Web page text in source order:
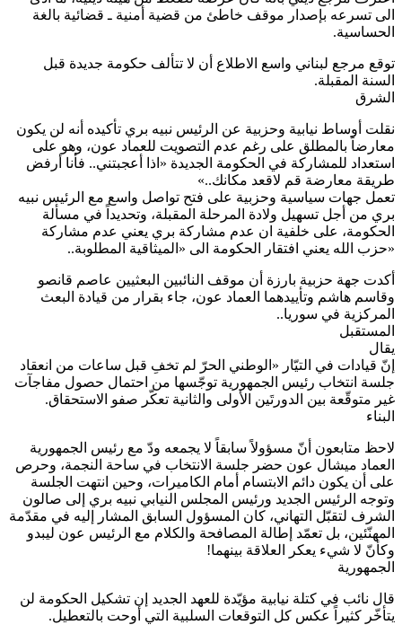
تسرعه بإصدار موقف خاطئ من قضية أمنية ـ قضائية بالغة
مرجع لبناني واسع الاطلاع أن لا تتألف حكومة جديدة قبل
المقبلة.
أوساط نيابية وحزبية عن الرئيس نبيه بري تأكيده أنه لن يكون
بالمطلق على رغم عدم التصويت للعماد عون، وهو على
للمشاركة في الحكومة الجديدة «اذا أعجبتني.. فأنا أرفض
معارضة قم لاقعد مكانك..»
جهات سياسية وحزبية على فتح تواصل واسع مع الرئيس نبيه
من أجل تسهيل ولادة المرحلة المقبلة، وتحديداً في مسألة
على خلفية ان عدم مشاركة بري يعني عدم مشاركة
الله يعني افتقار الحكومة الى «الميثاقية المطلوبة..
جهة حزبية بارزة أن موقف النائبين البعثيين عاصم قانصو
هاشم وتأييدهما العماد عون، جاء بقرار من قيادة البعث
في سوريا..
قيادات في التيّار «الوطني الحرّ لم تخفِ قبل ساعات من انعقاد
انتخاب رئيس الجمهورية توجّسها من احتمال حصول مفاجآت
متوقّعة بين الدورتَين الأولى والثانية تعكّر صفو الاستحقاق.
متابعون أنّ مسؤولاً سابقاً لا يجمعه ودّ مع رئيس الجمهورية
ميشال عون حضر جلسة الانتخاب في ساحة النجمة، وحرص
أن يكون دائم الابتسام أمام الكاميرات، وحين انتهت الجلسة
الرئيس الجديد ورئيس المجلس النيابي نبيه بري إلى صالون
لتقبّل التهاني، كان المسؤول السابق المشار إليه في مقدّمة
بل تعمّد إطالة المصافحة والكلام مع الرئيس عون ليبدو
لا شيء يعكر العلاقة بينهما!
نائب في كتلة نيابية مؤيّدة للعهد الجديد إن تشكيل الحكومة لن
كثيراً عكس كل التوقعات السلبية التي أوحت بالتعطيل.